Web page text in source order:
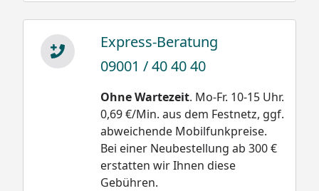
Express-Beratung
09001 / 40 40 40
Ohne Wartezeit. Mo-Fr. 10-15 Uhr.
0,69 €/Min. aus dem Festnetz, ggf.
abweichende Mobilfunkpreise.
Bei einer Neubestellung ab 300 €
erstatten wir Ihnen diese
Gebühren.